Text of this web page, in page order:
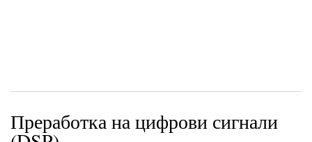
Преработка на цифрови сигнали